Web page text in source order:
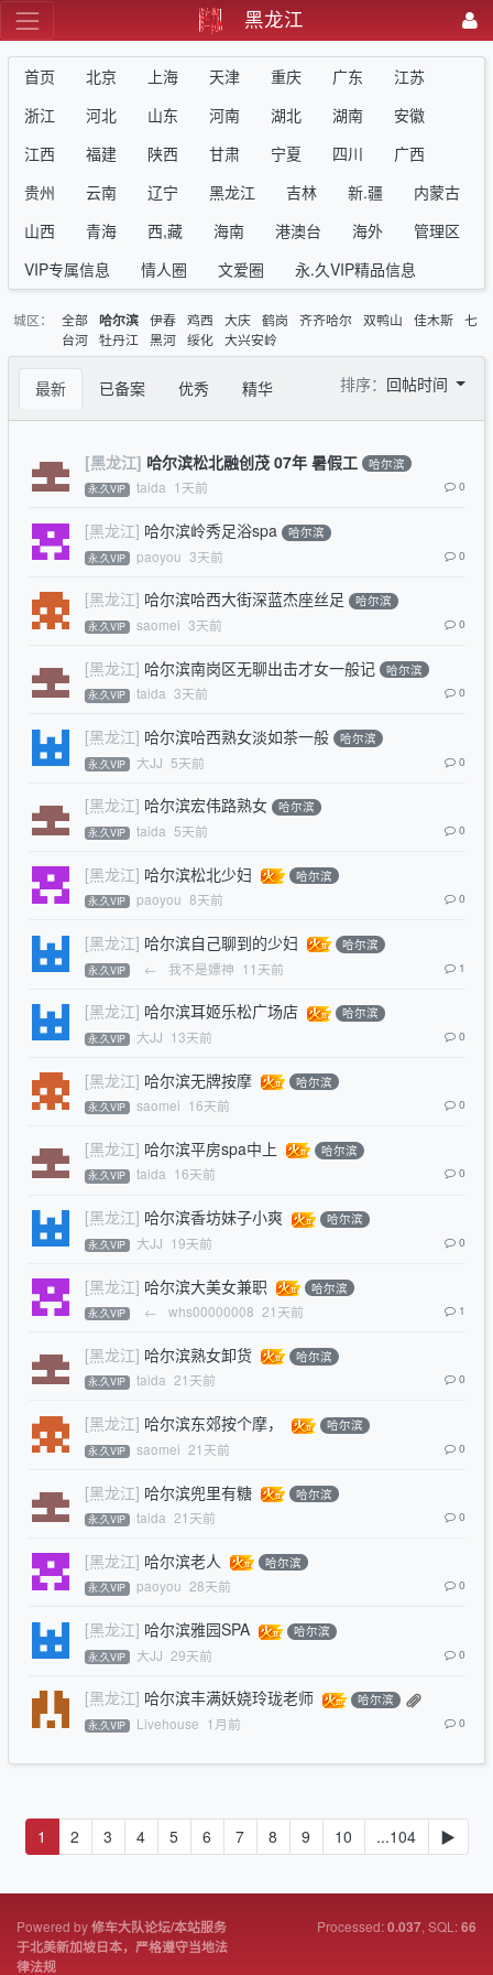
黑龙江
首页 北京 上海 天津 重庆 广东
江苏
浙江
河北 山东 河南 湖北 湖南
安徽
江西
福建 陕西 甘肃 宁夏 四川
广西
贵州
云南 辽宁 黑龙江 吉林 新.疆
内蒙古
山西
青海 西,藏 海南 港澳台 海外
管理区
VIP专属信息
情人圈 文爱圈 永.久VIP精品信息
城区： 全部 哈尔滨 伊春 鸡西 大庆 鹤岗 齐齐哈尔 双鸭山 佳木斯 七
台河 牡丹江 黑河 绥化 大兴安岭
最新 已备案 优秀 精华 排序： 回帖时间
[黑龙江] 哈尔滨松北融创茂 07年 暑假工 哈尔滨
永.久VIP taida 1天前 0
[黑龙江] 哈尔滨岭秀足浴spa 哈尔滨
永.久VIP paoyou 3天前 0
[黑龙江] 哈尔滨哈西大街深蓝杰座丝足 哈尔滨
永.久VIP saomei 3天前 0
[黑龙江] 哈尔滨南岗区无聊出击才女一般记 哈尔滨
永.久VIP taida 3天前 0
[黑龙江] 哈尔滨哈西熟女淡如茶一般 哈尔滨
永.久VIP 大JJ 5天前 0
[黑龙江] 哈尔滨宏伟路熟女 哈尔滨
永.久VIP taida 5天前 0
[黑龙江] 哈尔滨松北少妇 哈尔滨
永.久VIP paoyou 8天前 0
[黑龙江] 哈尔滨自己聊到的少妇 哈尔滨
永.久VIP ← 我不是嫖神 11天前 1
[黑龙江] 哈尔滨耳姬乐松广场店 哈尔滨
永.久VIP 大JJ 13天前 0
[黑龙江] 哈尔滨无牌按摩 哈尔滨
永.久VIP saomei 16天前 0
[黑龙江] 哈尔滨平房spa中上 哈尔滨
永.久VIP taida 16天前 0
[黑龙江] 哈尔滨香坊妹子小爽 哈尔滨
永.久VIP 大JJ 19天前 0
[黑龙江] 哈尔滨大美女兼职 哈尔滨
永.久VIP ← whs00000008 21天前 1
[黑龙江] 哈尔滨熟女卸货 哈尔滨
永.久VIP taida 21天前 0
[黑龙江] 哈尔滨东郊按个摩， 哈尔滨
永.久VIP saomei 21天前 0
[黑龙江] 哈尔滨兜里有糖 哈尔滨
永.久VIP taida 21天前 0
[黑龙江] 哈尔滨老人 哈尔滨
永.久VIP paoyou 28天前 0
[黑龙江] 哈尔滨雅园SPA 哈尔滨
永.久VIP 大JJ 29天前 0
[黑龙江] 哈尔滨丰满妖娆玲珑老师 哈尔滨
永.久VIP Livehouse 1月前 0
1 2 3 4 5 6 7 8 9 10 ...104 ▶
Powered by修车大队论坛/本站服务
于北美新加坡日本，严格遵守当地法
律法规
Processed:0.037, SQL:66